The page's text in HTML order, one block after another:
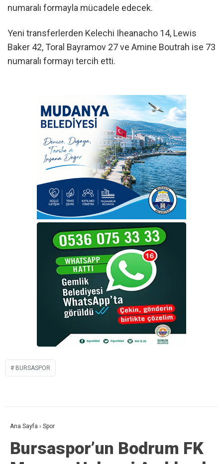
numaralı formayla mücadele edecek.
Yeni transferlerden Kelechi Iheanacho 14, Lewis
Baker 42, Toral Bayramov 27 ve Amine Boutrah ise 73
numaralı formayı tercih etti.
BURSASPOR
Ana Sayfa › Spor
Bursaspor’un Bodrum FK